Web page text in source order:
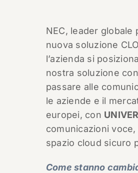
NEC, leader globale
nuova soluzione
l’azienda si
nostra soluzione
passare alle
le aziende e il
europei, con
comunicazioni
spazio cloud sicuro
Come stanno